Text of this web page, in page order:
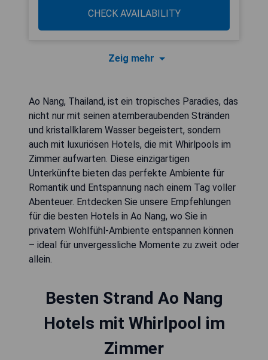
CHECK AVAILABILITY
Zeig mehr
Ao Nang, Thailand, ist ein tropisches Paradies, das
nicht nur mit seinen atemberaubenden Stränden
und kristallklarem Wasser begeistert, sondern
auch mit luxuriösen Hotels, die mit Whirlpools im
Zimmer aufwarten. Diese einzigartigen
Unterkünfte bieten das perfekte Ambiente für
Romantik und Entspannung nach einem Tag voller
Abenteuer. Entdecken Sie unsere Empfehlungen
für die besten Hotels in Ao Nang, wo Sie in
privatem Wohlfühl-Ambiente entspannen können
– ideal für unvergessliche Momente zu zweit oder
allein.
Besten Strand Ao Nang
Hotels mit Whirlpool im
Zimmer